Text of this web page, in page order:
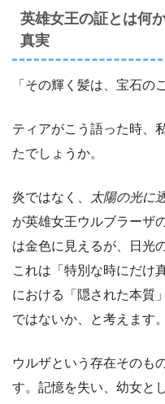
英雄女王の証とは何
真実
「その輝く髪は、宝石の
ティアがこう語った時、
たでしょうか。
炎ではなく、 太陽の光に
が英雄女王ウルブラーザ
は金色に見えるが、日光
これは「特別な時にだけ
における「隠された本質
ではないか、と考えます。
ウルザという存在そのも
す。記憶を失い、幼女と